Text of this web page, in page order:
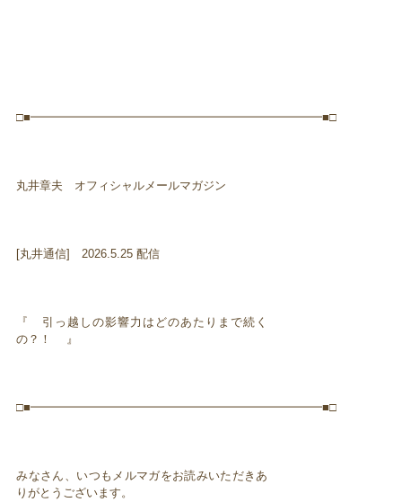
□■━━━━━━━━━━━━━━━━━━━━━━━━━■□
丸井章夫 オフィシャルメールマガジン
[丸井通信] 2026.5.25 配信
『 引っ越しの影響力はどのあたりまで続く
の？！ 』
□■━━━━━━━━━━━━━━━━━━━━━━━━━■□
みなさん、いつもメルマガをお読みいただきあ
りがとうございます。